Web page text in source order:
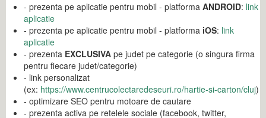
- prezenta pe aplicatie pentru mobil - platforma ANDROID: link
aplicatie
- prezenta pe aplicatie pentru mobil - platforma iOS: link
aplicatie
- prezenta EXCLUSIVA pe judet pe categorie (o singura firma
pentru fiecare judet/categorie)
- link personalizat
(ex: https://www.centrucolectaredeseuri.ro/hartie-si-carton/cluj)
- optimizare SEO pentru motoare de cautare
- prezenta activa pe retelele sociale (facebook, twitter,